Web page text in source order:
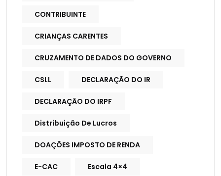
CONTRIBUINTE
CRIANÇAS CARENTES
CRUZAMENTO DE DADOS DO GOVERNO
CSLL DECLARAÇÃO DO IR
DECLARAÇÃO DO IRPF
Distribuição De Lucros
DOAÇÕES IMPOSTO DE RENDA
E-CAC Escala 4×4